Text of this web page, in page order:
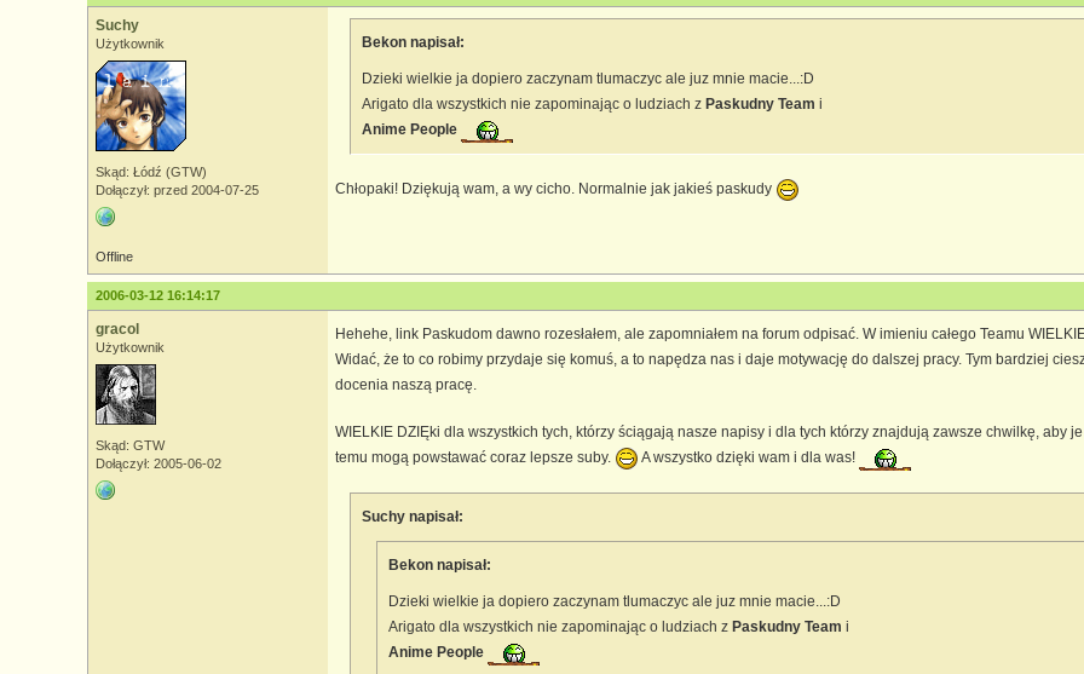
Suchy
Użytkownik
Skąd: Łódź (GTW)
Dołączył: przed 2004-07-25
Bekon napisał:
Dzieki wielkie ja dopiero zaczynam tlumaczyc ale juz mnie macie...:D
Arigato dla wszystkich nie zapominając o ludziach z Paskudny Team i
Anime People
Chłopaki! Dziękują wam, a wy cicho. Normalnie jak jakieś paskudy
Offline
2006-03-12 16:14:17
gracol
Użytkownik
Skąd: GTW
Dołączył: 2005-06-02
Hehehe, link Paskudom dawno rozesłałem, ale zapomniałem na forum odpisać. W imieniu całego Teamu
Widać, że to co robimy przydaje się komuś, a to napędza nas i daje motywację do dalszej pracy. Tym bardziej
docenia naszą pracę.
WIELKIE DZIĘki dla wszystkich tych, którzy ściągają nasze napisy i dla tych którzy znajdują zawsze chwilkę, aby
temu mogą powstawać coraz lepsze suby.
A wszystko dzięki wam i dla was!
Suchy napisał:
Bekon napisał:
Dzieki wielkie ja dopiero zaczynam tlumaczyc ale juz mnie macie...:D
Arigato dla wszystkich nie zapominając o ludziach z Paskudny Team i
Anime People